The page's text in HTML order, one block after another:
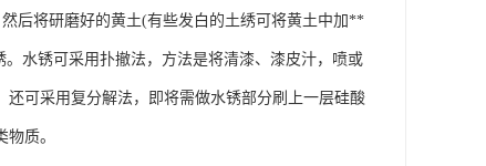
后将研磨好的黄土(有些发白的土绣可将黄土中加**
水锈可采用扑撤法，方法是将清漆、漆皮汁，喷或
可采用复分解法，即将需做水锈部分刷上一层硅酸
质。